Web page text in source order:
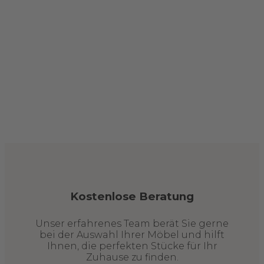
Kostenlose Beratung
Unser erfahrenes Team berät Sie gerne
bei der Auswahl Ihrer Möbel und hilft
Ihnen, die perfekten Stücke für Ihr
Zuhause zu finden.